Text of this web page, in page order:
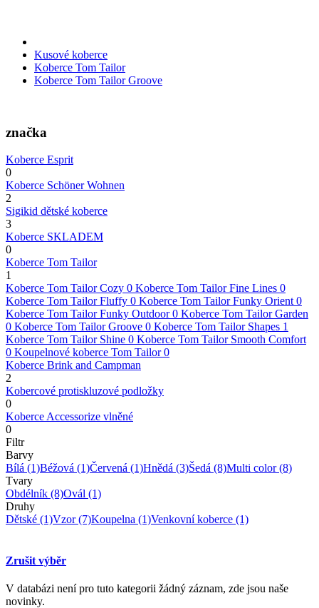
Kusové koberce
Koberce Tom Tailor
Koberce Tom Tailor Groove
značka
Koberce Esprit
0
Koberce Schöner Wohnen
2
Sigikid dětské koberce
3
Koberce SKLADEM
0
Koberce Tom Tailor
1
Koberce Tom Tailor Cozy 0 Koberce Tom Tailor Fine Lines 0
Koberce Tom Tailor Fluffy 0 Koberce Tom Tailor Funky Orient 0
Koberce Tom Tailor Funky Outdoor0 Koberce Tom Tailor Garden
0 Koberce Tom Tailor Groove 0 Koberce Tom Tailor Shapes 1
Koberce Tom Tailor Shine 0 Koberce Tom Tailor Smooth Comfort
0 Koupelnové koberce Tom Tailor0
Koberce Brink and Campman
2
Kobercové protiskluzové podložky
0
Koberce Accessorize vlněné
0
Filtr
Barvy
Bílá (1)Béžová (1)Červená (1)Hnědá (3)Šedá (8)Multi color(8)
Tvary
Obdélník (8)Ovál (1)
Druhy
Dětské (1)Vzor(7)Koupelna (1)Venkovní koberce (1)
Zrušit výběr
V databázi není pro tuto kategorii žádný záznam, zde jsou naše
novinky.